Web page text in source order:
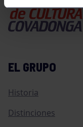
EL GRUPO
Historia
Distinciones